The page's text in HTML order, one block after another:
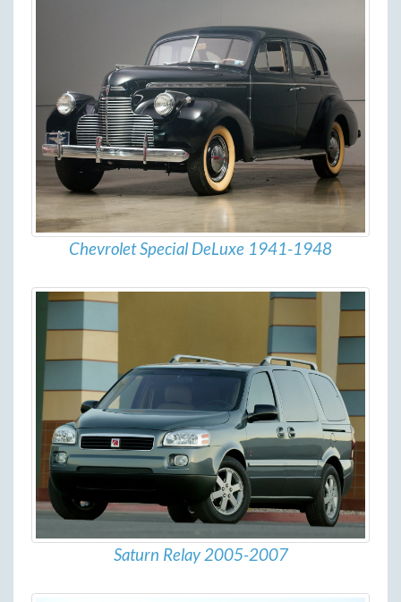
Chevrolet Special DeLuxe 1941-1948
Saturn Relay 2005-2007